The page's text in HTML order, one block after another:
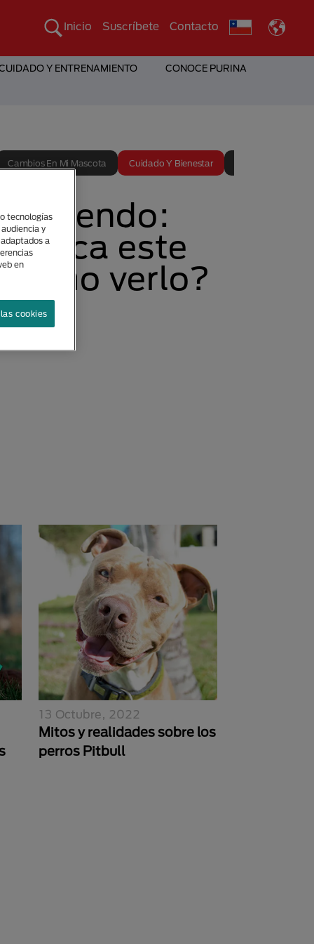
Inicio Suscríbete Contacto
Y ENTRENAMIENTO CONOCE PURINA
Cambios En Mi Mascota Cuidado Y Bienestar
este
verlo?
13 Octubre, 2022
Mitos y realidades sobre los
perros Pitbull
tecnologías
y
a
en
cookies